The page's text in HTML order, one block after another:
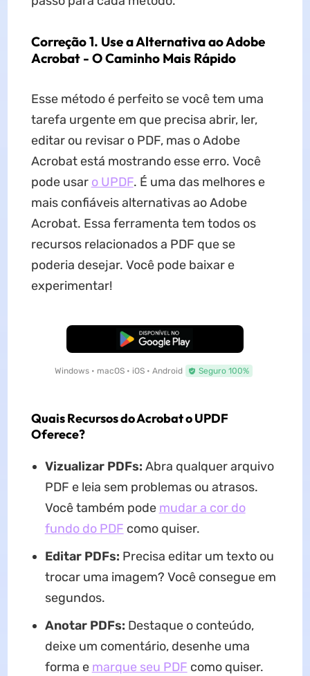
Correção 1. Use a Alternativa ao Adobe
Acrobat - O Caminho Mais Rápido
Esse método é perfeito se você tem uma
tarefa urgente em que precisa abrir, ler,
editar ou revisar o PDF, mas o Adobe
Acrobat está mostrando esse erro. Você
pode usar o UPDF. É uma das melhores e
mais confiáveis alternativas ao Adobe
Acrobat. Essa ferramenta tem todos os
recursos relacionados a PDF que se
poderia desejar. Você pode baixar e
experimentar!
Baixar Grátis
Windows • macOS • iOS • Android Seguro 100%
Quais Recursos do Acrobat o UPDF
Oferece?
Vizualizar PDFs: Abra qualquer arquivo
PDF e leia sem problemas ou atrasos.
Você também pode mudar a cor do
fundo do PDF como quiser.
Editar PDFs: Precisa editar um texto ou
trocar uma imagem? Você consegue em
segundos.
Anotar PDFs: Destaque o conteúdo,
deixe um comentário, desenhe uma
forma e marque seu PDF como quiser.